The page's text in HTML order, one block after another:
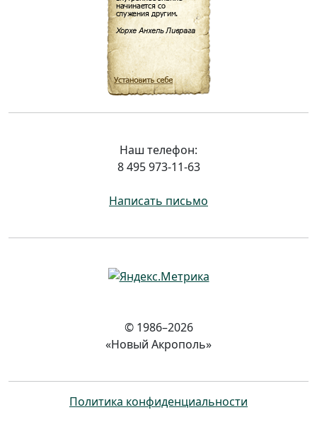
Наш телефон:
8 495 973-11-63
Написать письмо
© 1986–2026
«Новый Акрополь»
Политика конфиденциальности